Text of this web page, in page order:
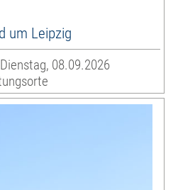
um Leipzig
08.09.2026